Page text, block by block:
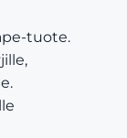
tuote.